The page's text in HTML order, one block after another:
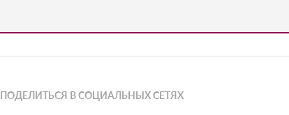
ПОДЕЛИТЬСЯ В СОЦИАЛЬНЫХ СЕТЯХ